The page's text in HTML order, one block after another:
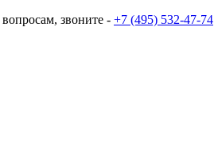
звоните - +7 (495) 532-47-74